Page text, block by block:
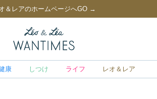
＆レアのホームページへGO →
康 しつけ ライフ レオ＆レア